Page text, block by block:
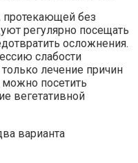
без
регулярно посещать
осложнения.
слабости
лечение причин
посетить
вегетативной
варианта